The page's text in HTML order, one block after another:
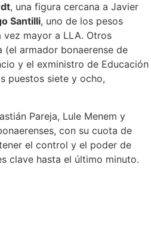
, una figura cercana a Javier
Santilli, uno de los pesos
mayor a LLA. Otros
(el armador bonaerense de
y el exministro de Educación
puestos siete y ocho,
Pareja, Lule Menem y
con su cuota de
el control y el poder de
clave hasta el último minuto.